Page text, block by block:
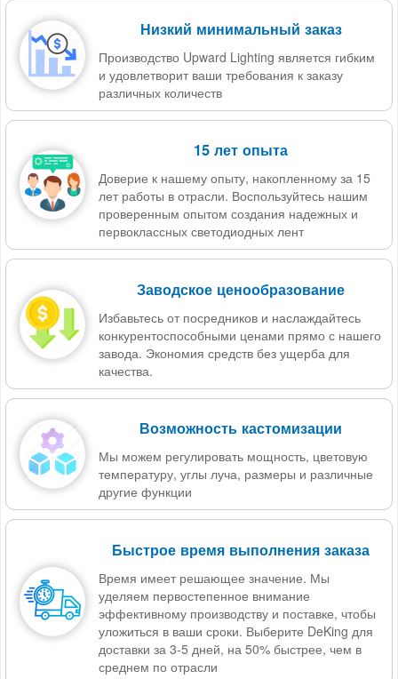
Низкий минимальный заказ
Производство Upward Lighting является гибким
и удовлетворит ваши требования к заказу
различных количеств
15 лет опыта
Доверие к нашему опыту, накопленному за 15
лет работы в отрасли. Воспользуйтесь нашим
проверенным опытом создания надежных и
первоклассных светодиодных лент
Заводское ценообразование
Избавьтесь от посредников и наслаждайтесь
конкурентоспособными ценами прямо с нашего
завода. Экономия средств без ущерба для
качества.
Возможность кастомизации
Мы можем регулировать мощность, цветовую
температуру, углы луча, размеры и различные
другие функции
Быстрое время выполнения заказа
Время имеет решающее значение. Мы
уделяем первостепенное внимание
эффективному производству и поставке, чтобы
уложиться в ваши сроки. Выберите DeKing для
доставки за 3-5 дней, на 50% быстрее, чем в
среднем по отрасли